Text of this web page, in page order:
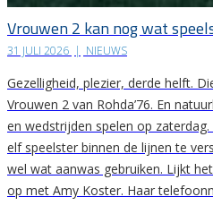
Vrouwen 2 kan nog wat
31 JULI 2026 | NIEUWS
Gezelligheid, plezier, derde helft.
Vrouwen 2 van Rohda’76. En
en wedstrijden spelen op
elf speelster binnen de lijnen te
wel wat aanwas gebruiken. Lijkt
op met Amy Koster. Haar